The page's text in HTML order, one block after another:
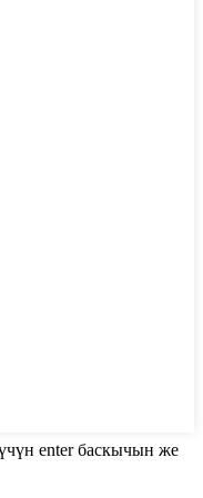
enter баскычын же